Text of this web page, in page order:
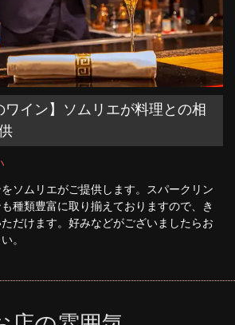
ワイン】ソムリエが料理との相
ソムリエがご提供します。スパークリン
種類豊富に取り揃えておりますので、き
だけます。好みなどがございましたらお
。